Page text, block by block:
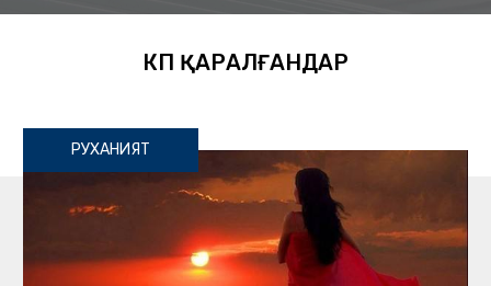
КӨП ҚАРАЛҒАНДАР
РУХАНИЯТ